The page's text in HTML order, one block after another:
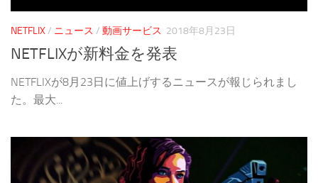
NETFLIX/ ニュース / 動画サービス 2018年8月23日
NETFLIXが新料金を発表
NETFLIXが8月23日に値上げするニュースが報じられまし
た。最大...